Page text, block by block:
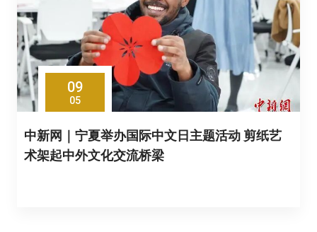
09
05
中新网｜宁夏举办国际中文日主题活动 剪纸艺
术架起中外文化交流桥梁